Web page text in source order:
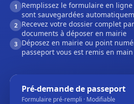
1
Remplissez le formulaire en
sont sauvegardées
2 Recevez votre dossier complet
documents à déposer en mairie
3 Déposez en mairie ou point
passeport vous est remis en
Pré-demande de passeport
Formulaire pré-rempli · Modifiable